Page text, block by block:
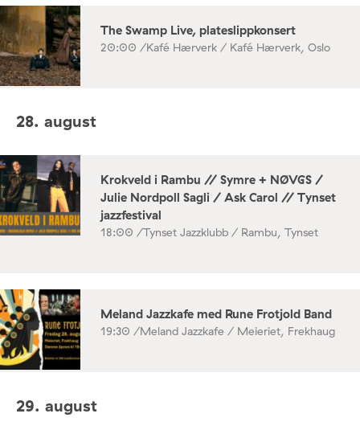
The Swamp Live, plateslippkonsert
20:00 /Kafé Hærverk / Kafé Hærverk, Oslo
28. august
Krokveld i Rambu // Symre + NØVGS /
Julie Nordpoll Sagli / Ask Carol // Tynset
jazzfestival
18:00 /Tynset Jazzklubb / Rambu, Tynset
Meland Jazzkafe med Rune Frotjold Band
19:30 /Meland Jazzkafe / Meieriet, Frekhaug
29. august